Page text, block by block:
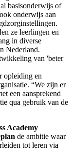
basisonderwijs of
onderwijs aan
ze leerlingen en
in diverse
Nederland.
van 'beter
opleiding en
“We zijn er
een aansprekend
qua gebruik van de
Academy
de ambitie waar
tot leren via